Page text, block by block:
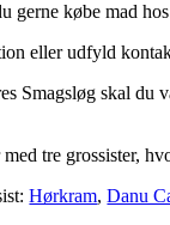
gerne købe mad
eller udfyld
Smagsløg skal
tre grossister,
Hørkram,Danu